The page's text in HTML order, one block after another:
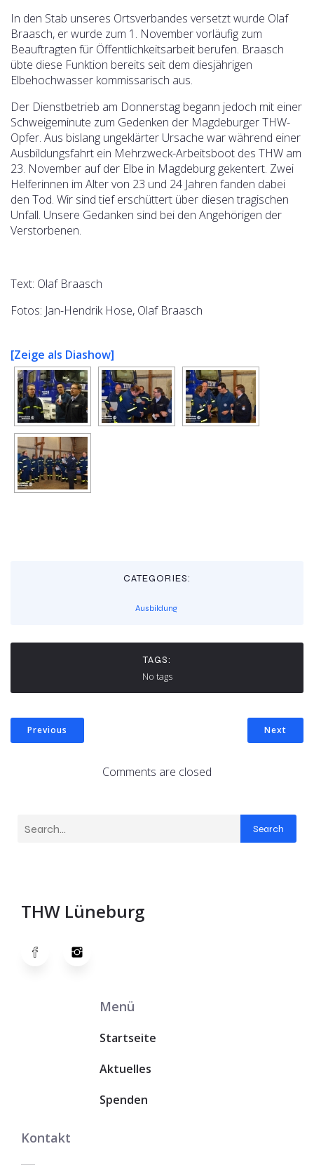
In den Stab unseres Ortsverbandes versetzt wurde Olaf
Braasch, er wurde zum 1. November vorläufig zum
Beauftragten für Öffentlichkeitsarbeit berufen. Braasch
übte diese Funktion bereits seit dem diesjährigen
Elbehochwasser kommissarisch aus.
Der Dienstbetrieb am Donnerstag begann jedoch mit einer
Schweigeminute zum Gedenken der Magdeburger THW-
Opfer. Aus bislang ungeklärter Ursache war während einer
Ausbildungsfahrt ein Mehrzweck-Arbeitsboot des THW am
23. November auf der Elbe in Magdeburg gekentert. Zwei
Helferinnen im Alter von 23 und 24 Jahren fanden dabei
den Tod. Wir sind tief erschüttert über diesen tragischen
Unfall. Unsere Gedanken sind bei den Angehörigen der
Verstorbenen.
Text: Olaf Braasch
Fotos: Jan-Hendrik Hose, Olaf Braasch
[Zeige als Diashow]
CATEGORIES:
Ausbildung
TAGS:
No tags
Previous Next
Comments are closed
Search
THW Lüneburg
Menü
Startseite
Aktuelles
Spenden
Kontakt